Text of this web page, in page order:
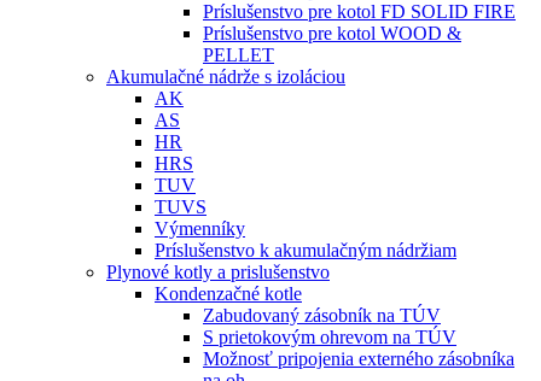
Príslušenstvo pre kotol FD SOLID FIRE
Príslušenstvo pre kotol WOOD &
PELLET
Akumulačné nádrže s izoláciou
AK
AS
HR
HRS
TUV
TUVS
Výmenníky
Príslušenstvo k akumulačným nádržiam
Plynové kotly a prislušenstvo
Kondenzačné kotle
Zabudovaný zásobník na TÚV
S prietokovým ohrevom na TÚV
Možnosť pripojenia externého zásobníka